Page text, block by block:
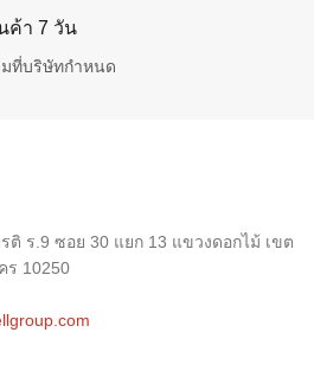
ค้า 7 วัน
มที่บริษัทกำหนด
ติ ร.9 ซอย 30 แยก 13 แขวงดอกไม้ เขต
ร 10250